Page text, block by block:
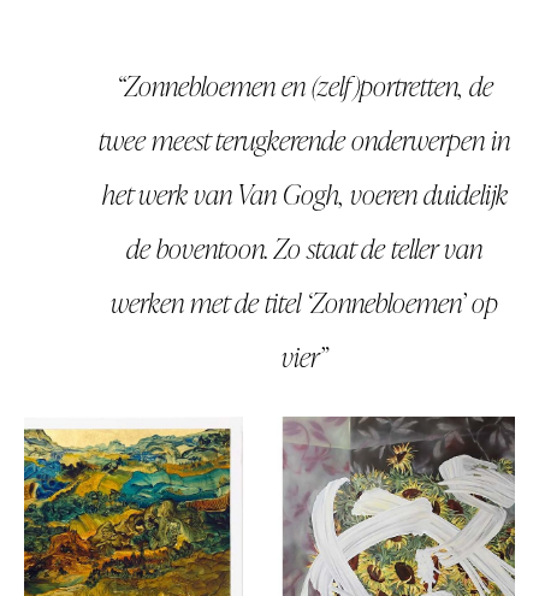
Zonnebloemen en (zelf)portretten, de
twee meest terugkerende onderwerpen in
het werk van Van Gogh, voeren duidelijk
de boventoon. Zo staat de teller van
werken met de titel ‘Zonnebloemen’ op
vier